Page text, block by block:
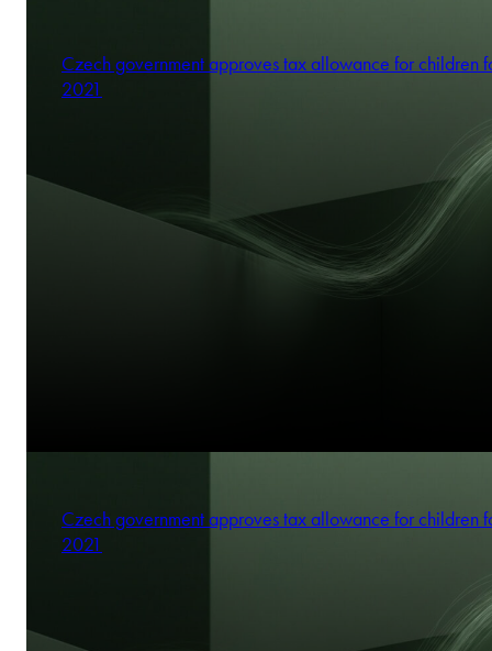
Czech government approves tax allowance for children
2021
Czech government approves tax allowance for children
2021